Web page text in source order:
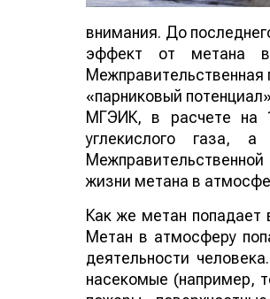
внимания. До
эффект от метана
«парниковый
МГЭИК, в расчете на
углекислого газа,
жизни метана в
Как же метан попадает
Метан в атмосферу
деятельности
насекомые (например,